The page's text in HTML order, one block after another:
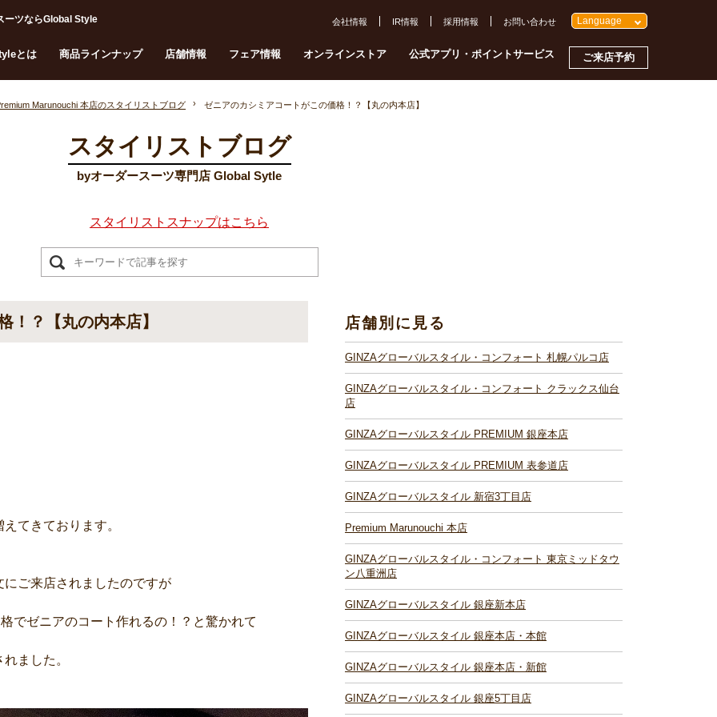
ーツならGlobal Style
とは 商品ラインナップ 店舗情報 フェア情報 オンラインストア 公式アプリ・ポイントサービス ご来店予約
会社情報 IR情報 採用情報 お問い合わせ Language
Marunouchi 本店のスタイリストブログ ゼニアのカシミアコートがこの価格！？【丸の内本店】
スタイリストブログ
byオーダースーツ専門店 Global Sytle
スタイリストスナップはこちら
！？【丸の内本店】
てきております。
ご来店されましたのですが
でゼニアのコート作れるの！？と驚かれて
ました。
店舗別に見る
GINZAグローバルスタイル・コンフォート 札幌パルコ店
GINZAグローバルスタイル・コンフォート クラックス仙台
店
GINZAグローバルスタイル PREMIUM 銀座本店
GINZAグローバルスタイル PREMIUM 表参道店
GINZAグローバルスタイル 新宿3丁目店
Premium Marunouchi 本店
GINZAグローバルスタイル・コンフォート 東京ミッドタウ
ン八重洲店
GINZAグローバルスタイル 銀座新本店
GINZAグローバルスタイル 銀座本店・本館
GINZAグローバルスタイル 銀座本店・新館
GINZAグローバルスタイル 銀座5丁目店